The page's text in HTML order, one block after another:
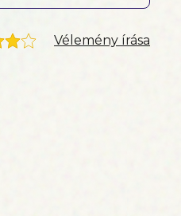
Vélemény írása